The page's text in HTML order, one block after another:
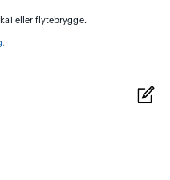
eller flytebrygge.
.